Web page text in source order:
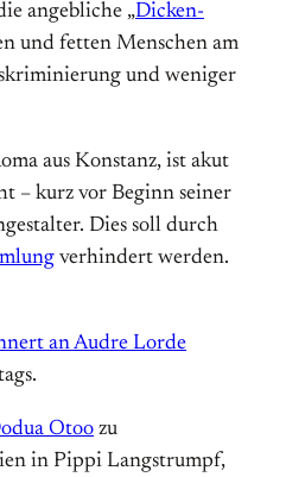
angebliche „Dicken-
und fetten Menschen am
und weniger
aus Konstanz, ist akut
– kurz vor Beginn seiner
Dies soll durch
verhindert werden.
an Audre Lorde
Otoo zu
in Pippi Langstrumpf,